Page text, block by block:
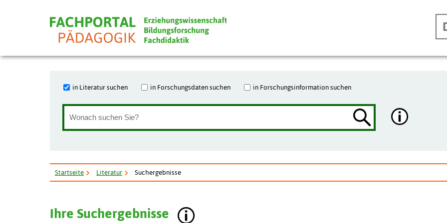
in Literatur suchen in Forschungsdaten suchen in Forschungsinformation suchen
Startseite Literatur Suchergebnisse
Ihre Suchergebnisse